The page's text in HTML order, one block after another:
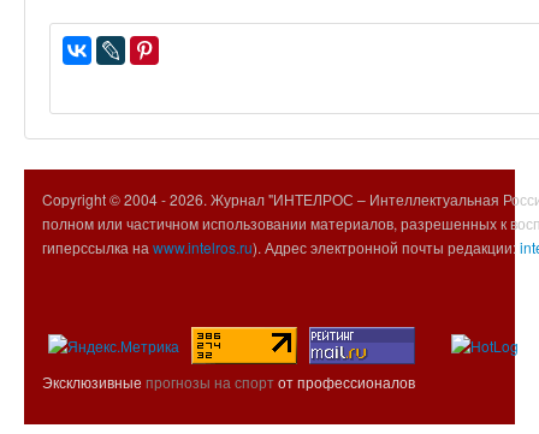
Copyright © 2004 -2026. Журнал "ИНТЕЛРОС – Интеллектуальная
полном или частичном использовании материалов, разрешенных к
гиперссылка на www.intelros.ru). Адрес электронной почты редакции:
Эксклюзивные прогнозы на спортот профессионалов